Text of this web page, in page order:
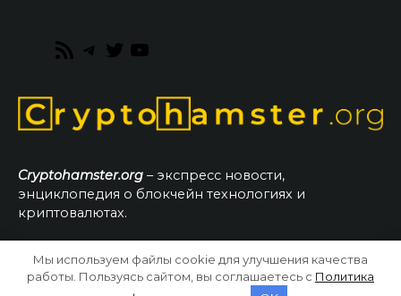
RSS
Telegram
Twitter
Cryptohamster.org – экспресс новости,
энциклопедия о блокчейн технологиях и
криптовалютах.
© 2026 CryptoHamster.org
Мы используем файлы cookie для улучшения качества
работы. Пользуясь сайтом, вы соглашаетесь с Политика